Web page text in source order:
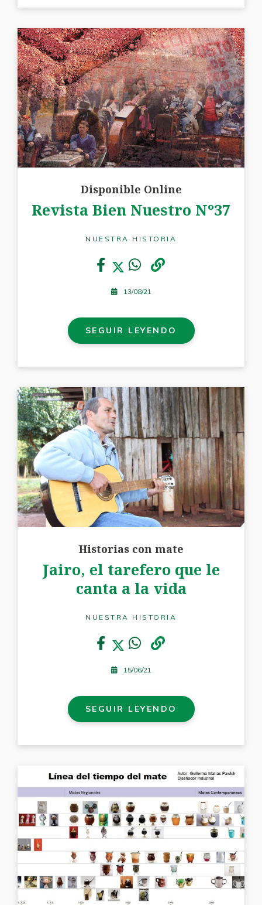
Disponible Online
Revista Bien Nuestro Nº37
NUESTRA HISTORIA
13/08/21
SEGUIR LEYENDO
Historias con mate
Jairo, el tarefero que le
canta a la vida
NUESTRA HISTORIA
15/06/21
SEGUIR LEYENDO